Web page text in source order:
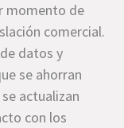
momento de
comercial.
datos y
se ahorran
actualizan
con los